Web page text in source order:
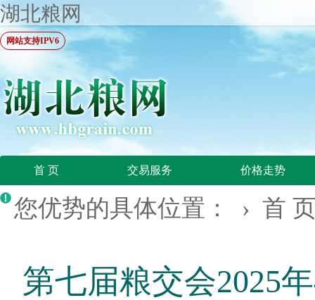
湖北粮网
网站支持IPV6
首 页 交易服务 价格走势
您优势的具体位置： › 首
第七届粮交会2025